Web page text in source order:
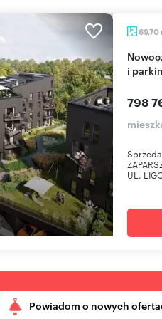
69,70
Nowoczesne 4-pokojowe mieszkanie z balkonem
i
798
UL.
Powiadom o nowych